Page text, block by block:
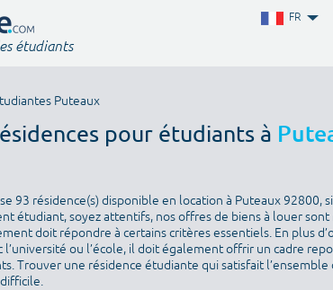
FR
étudiants
Puteaux
pour étudiants à
93 résidence(s) disponible en location à Puteaux 92800,
étudiant, soyez attentifs, nos offres de biens à louer
doit répondre à certains critères essentiels. En plus
ou l’école, il doit également offrir un cadre
Trouver une résidence étudiante qui satisfait l’ensemble